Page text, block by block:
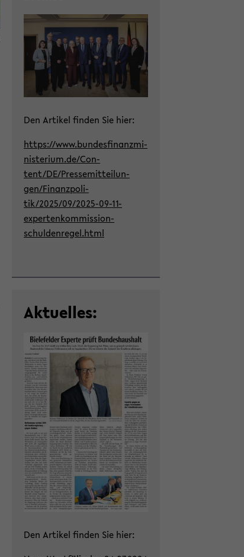
seln
Den Ar­ti­kel fin­den Sie hier:
https://www.bun­des­fi­nanz­mi­
nis­te­ri­um.de/Con­
tent/DE/Pres­se­mit­tei­lun­
gen/Fi­nanz­po­li­
tik/2025/09/2025-​09-11-
expertenkommission-
schuldenregel.html
Ak­tu­el­les:
Den Ar­ti­kel fin­den Sie hier: